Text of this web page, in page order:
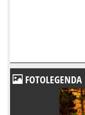
FOTOLEGENDA